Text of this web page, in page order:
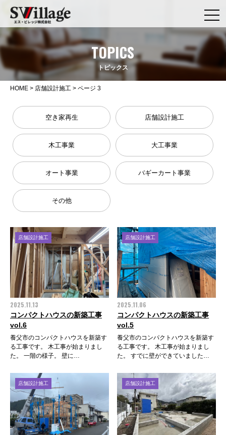
TOPICS
トピックス
HOME > 店舗設計施工 > ページ 3
空き家再生 店舗設計施工
木工事業 大工事業
オート事業 バギーカート事業
その他
店舗設計施工
2025.11.13
コンパクトハウスの新築工事
vol.6
養父市のコンパクトハウスを新築す
る工事です。 木工事が始まりまし
た。 一階の様子。 壁に…
店舗設計施工
2025.11.06
コンパクトハウスの新築工事
vol.5
養父市のコンパクトハウスを新築す
る工事です。 木工事が始まりまし
た。 すでに壁ができていました…
店舗設計施工 店舗設計施工